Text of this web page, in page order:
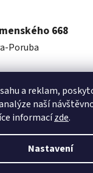
a reklam,
naší
informacízde.
Nastavení
668
Poruba